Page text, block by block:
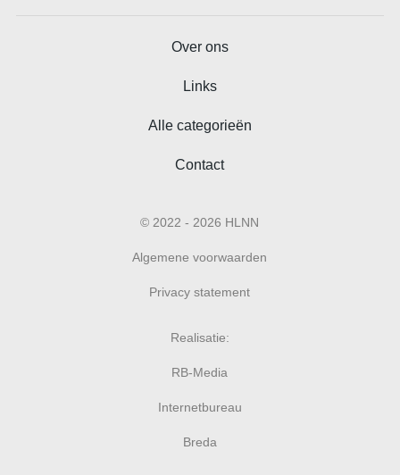
Over ons
Links
Alle categorieën
Contact
© 2022 - 2026 HLNN
Algemene voorwaarden
Privacy statement
Realisatie:
RB-Media
Internetbureau
Breda